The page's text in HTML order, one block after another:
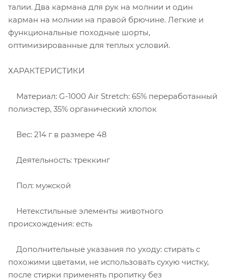
талии. Два кармана для рук на молнии и один
карман на молнии на правой брючине. Легкие и
функциональные походные шорты,
оптимизированные для теплых условий.
ХАРАКТЕРИСТИКИ
Материал: G-1000 Air Stretch: 65% переработанный
полиэстер, 35% органический хлопок
Вес: 214 г в размере 48
Деятельность: треккинг
Пол: мужской
Нетекстильные элементы животного
происхождения: есть
Дополнительные указания по уходу: стирать с
похожими цветами, не использовать сухую чистку,
после стирки применять пропитку без